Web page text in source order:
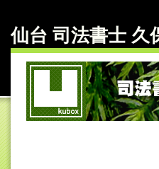
仙台 司法書士